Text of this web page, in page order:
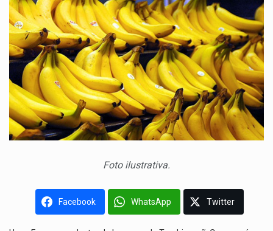
Foto ilustrativa.
Facebook WhatsApp Twitter